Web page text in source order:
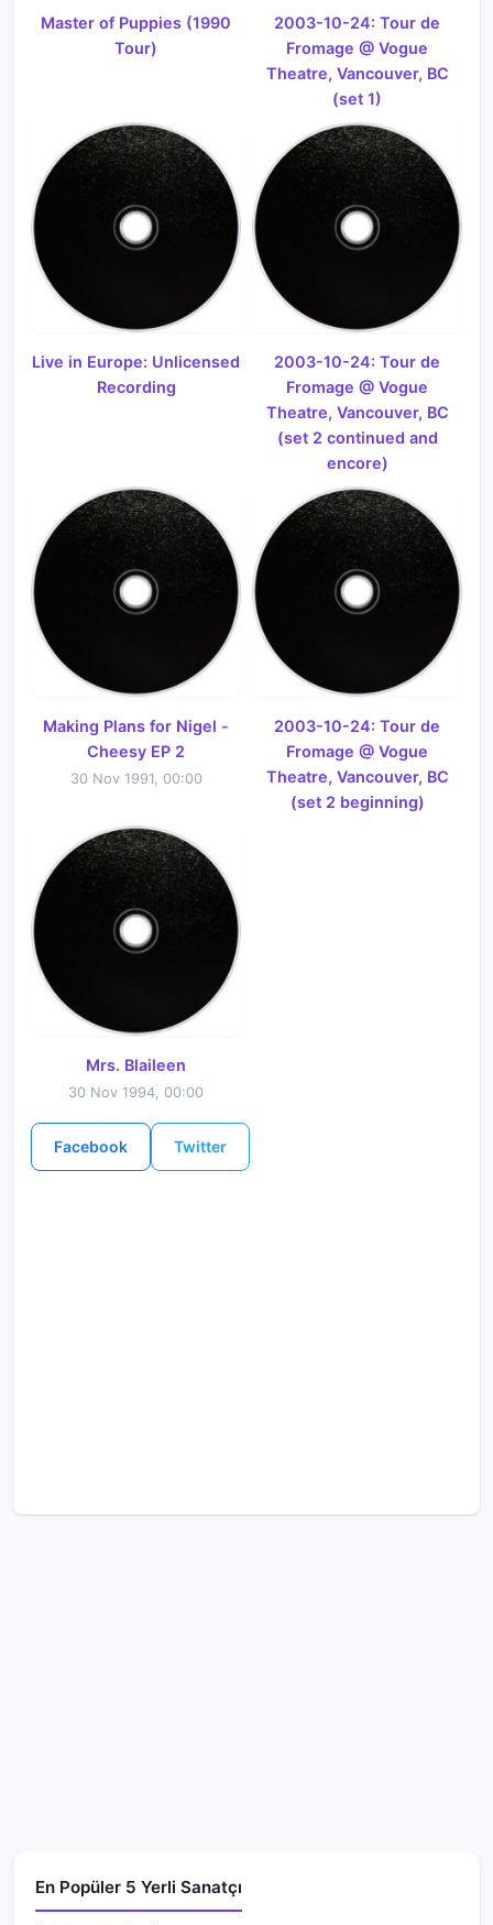
Master of Puppies (1990
Tour)
2003-10-24: Tour de
Fromage @ Vogue
Theatre, Vancouver, BC
(set 1)
Live in Europe: Unlicensed
Recording
2003-10-24: Tour de
Fromage @ Vogue
Theatre, Vancouver, BC
(set 2 continued and
encore)
Making Plans for Nigel -
Cheesy EP 2
30 Nov 1991, 00:00
2003-10-24: Tour de
Fromage @ Vogue
Theatre, Vancouver, BC
(set 2 beginning)
Mrs. Blaileen
30 Nov 1994, 00:00
Facebook Twitter
En Popüler 5 Yerli Sanatçı